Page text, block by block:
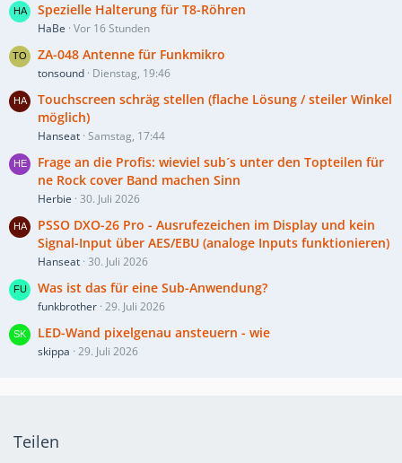
Spezielle Halterung für T8-Röhren
HaBe Vor 16 Stunden
ZA-048 Antenne für Funkmikro
tonsound Dienstag, 19:46
Touchscreen schräg stellen (flache Lösung / steiler Winkel
möglich)
Hanseat Samstag, 17:44
Frage an die Profis: wieviel sub´s unter den Topteilen für
ne Rock cover Band machen Sinn
Herbie 30. Juli 2026
PSSO DXO-26 Pro - Ausrufezeichen im Display und kein
Signal-Input über AES/EBU (analoge Inputs funktionieren)
Hanseat 30. Juli 2026
Was ist das für eine Sub-Anwendung?
funkbrother 29. Juli 2026
LED-Wand pixelgenau ansteuern - wie
skippa 29. Juli 2026
Teilen